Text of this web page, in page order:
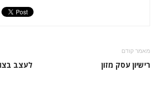
מאמר קודם
רישיון עסק מזון
לעצב